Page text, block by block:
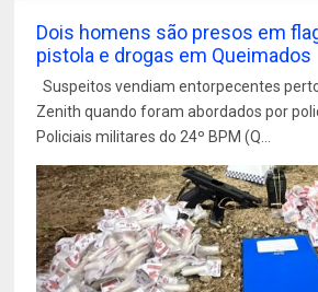
Dois homens são presos em
pistola e drogas em Queimados
Suspeitos vendiam entorpecentes
Zenith quando foram abordados por
Policiais militares do 24º BPM (Q...